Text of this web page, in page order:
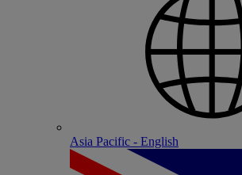
Asia Pacific - English